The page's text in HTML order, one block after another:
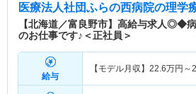
医療法人社団ふらの西病院の理学
【北海道／富良野市】高給与求人◎◆
のお仕事です♪＜正社員＞
給与
【モデル月収】 22.6万円～